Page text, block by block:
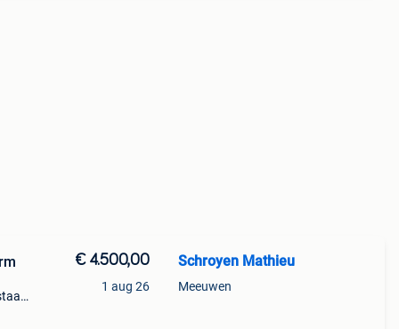
€ 4.500,00
1 aug 26
Schroyen Mathieu
Meeuwen